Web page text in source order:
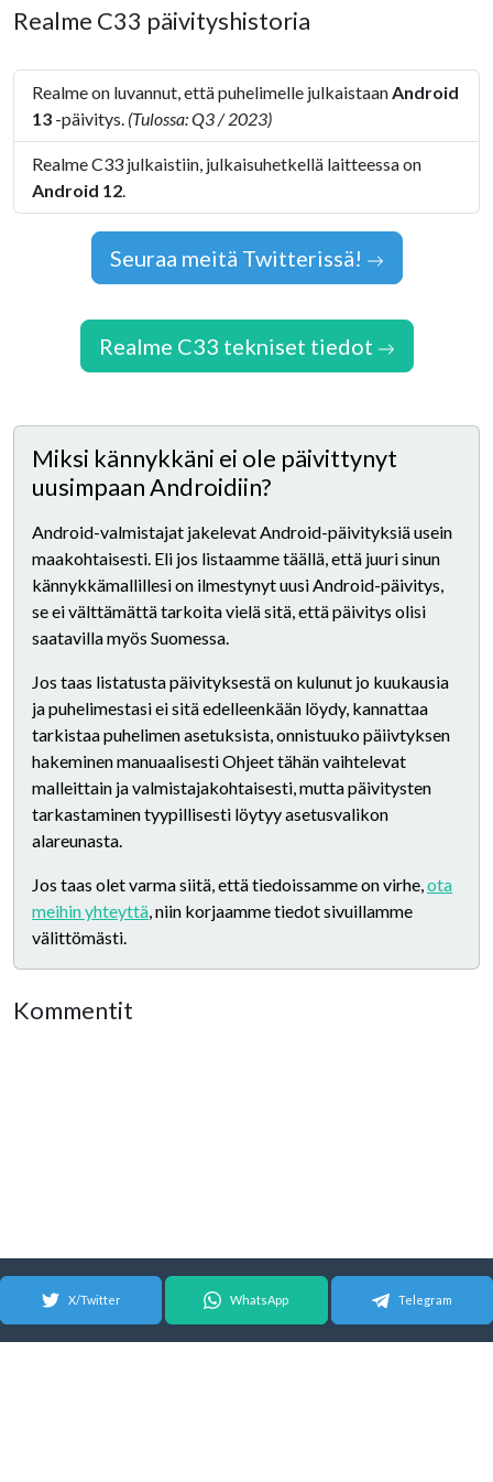
Realme C33 päivityshistoria
Realme on luvannut, että puhelimelle julkaistaanAndroid
13 -päivitys. (Tulossa: Q3 / 2023)
Realme C33 julkaistiin, julkaisuhetkellä laitteessa on
Android 12.
Seuraa meitä Twitterissä!
Realme C33 tekniset tiedot
Miksi kännykkäni ei ole päivittynyt
uusimpaan Androidiin?
Android-valmistajat jakelevat Android-päivityksiä usein
maakohtaisesti. Eli jos listaamme täällä, että juuri sinun
kännykkämallillesi on ilmestynyt uusi Android-päivitys,
se ei välttämättä tarkoita vielä sitä, että päivitys olisi
saatavilla myös Suomessa.
Jos taas listatusta päivityksestä on kulunut jo kuukausia
ja puhelimestasi ei sitä edelleenkään löydy, kannattaa
tarkistaa puhelimen asetuksista, onnistuuko päiivtyksen
hakeminen manuaalisesti Ohjeet tähän vaihtelevat
malleittain ja valmistajakohtaisesti, mutta päivitysten
tarkastaminen tyypillisesti löytyy asetusvalikon
alareunasta.
Jos taas olet varma siitä, että tiedoissamme on virhe,ota
meihin yhteyttä, niin korjaamme tiedot sivuillamme
välittömästi.
Kommentit
X/Twitter WhatsApp Telegram